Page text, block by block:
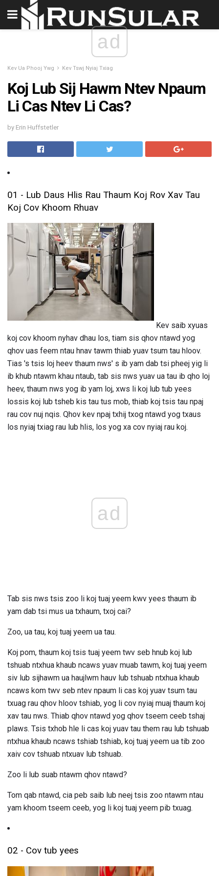
ad
Kev Ua Phooj Ywg Kev Tswj Nyiaj Txiag
Koj Lub Sij Hawm Ntev Npaum
Li Cas Ntev Li Cas?
by Erin Huffstetler
01 - Lub Daus Hlis Rau Thaum Koj Rov Xav Tau
Koj Cov Khoom Rhuav
Kev saib xyuas
koj cov khoom nyhav dhau los, tiam sis qhov ntawd yog
qhov uas feem ntau hnav tawm thiab yuav tsum tau hloov.
Tias 's tsis loj heev thaum nws' s ib yam dab tsi pheej yig li
ib khub ntawm khau ntaub, tab sis nws yuav ua tau ib qho loj
heev, thaum nws yog ib yam loj, xws li koj lub tub yees
lossis koj lub tsheb kis tau tus mob, thiab koj tsis tau npaj
rau cov nuj nqis. Qhov kev npaj txhij txog ntawd yog txaus
los nyiaj txiag rau lub hlis, los yog xa cov nyiaj rau koj.
ad
Tab sis nws tsis zoo li koj tuaj yeem kwv yees thaum ib
yam dab tsi mus ua txhaum, txoj cai?
Zoo, ua tau, koj tuaj yeem ua tau.
Koj pom, thaum koj tsis tuaj yeem twv seb hnub koj lub
tshuab ntxhua khaub ncaws yuav muab tawm, koj tuaj yeem
siv lub sijhawm ua haujlwm hauv lub tshuab ntxhua khaub
ncaws kom twv seb ntev npaum li cas koj yuav tsum tau
txuag rau qhov hloov tshiab, yog li cov nyiaj muaj thaum koj
xav tau nws. Thiab qhov ntawd yog qhov tseem ceeb tshaj
plaws. Tsis txhob hle li cas koj yuav tau them rau lub tshuab
ntxhua khaub ncaws tshiab tshiab, koj tuaj yeem ua tib zoo
xaiv cov tshuab ntxuav lub tshuab.
Zoo li lub suab ntawm qhov ntawd?
Tom qab ntawd, cia peb saib lub neej tsis zoo ntawm ntau
yam khoom tseem ceeb, yog li koj tuaj yeem pib txuag.
02 - Cov tub yees